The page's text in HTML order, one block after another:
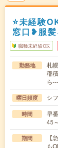
⭐未経験
窓口❥服髪
職種未経験OK
勤務地
札
稲
ら
曜日頻度 シ
時間
早
45
期間
【
も